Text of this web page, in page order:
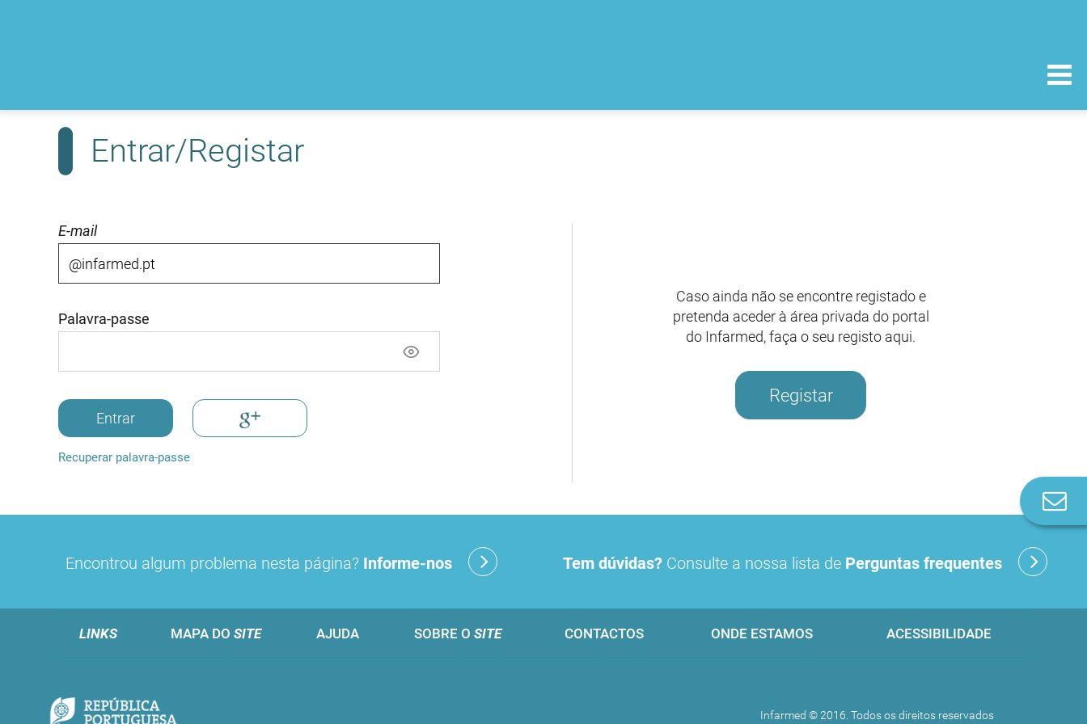
Entrar/Registar
E-mail
Palavra-passe
Entrar
Recuperar palavra-passe
Caso ainda não se encontre registado e
pretenda aceder à área privada do portal
do Infarmed, faça o seu registo aqui.
Registar
Encontrou algum problema nesta página? Informe-nos Tem dúvidas? Consulte a nossa lista de Perguntas frequentes
LINKS MAPA DO SITE AJUDA SOBRE O SITE CONTACTOS ONDE ESTAMOS ACESSIBILIDADE
Infarmed © 2016. Todos os direitos reservados